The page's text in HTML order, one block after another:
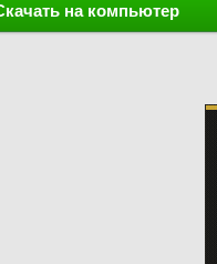
на компьютер